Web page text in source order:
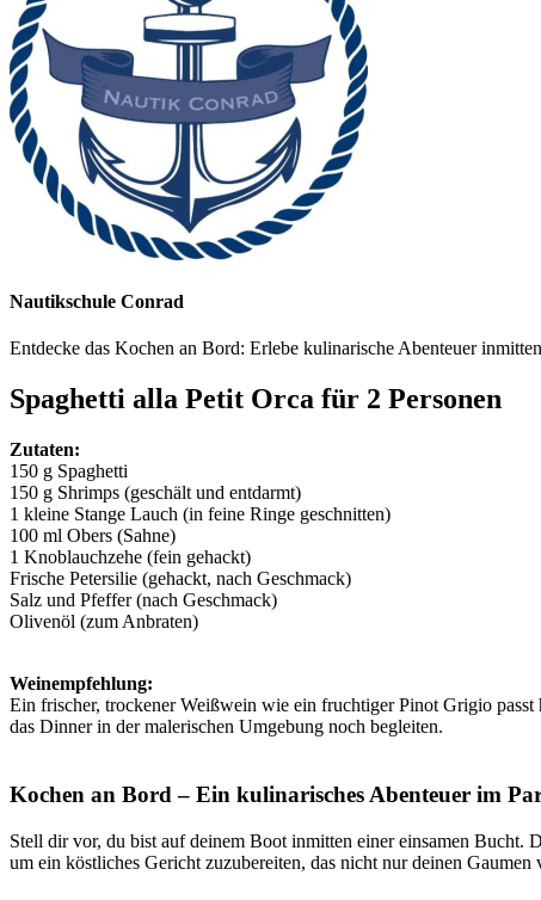
Nautikschule Conrad
Entdecke das Kochen an Bord: Erlebe kulinarische Abenteuer
Spaghetti alla Petit Orca für 2 Personen
Zutaten:
150 g Spaghetti
150 g Shrimps (geschält und entdarmt)
1 kleine Stange Lauch (in feine Ringe geschnitten)
100 ml Obers (Sahne)
1 Knoblauchzehe (fein gehackt)
Frische Petersilie (gehackt, nach Geschmack)
Salz und Pfeffer (nach Geschmack)
Olivenöl (zum Anbraten)
Weinempfehlung:
Ein frischer, trockener Weißwein wie ein fruchtiger Pinot Grigio
das Dinner in der malerischen Umgebung noch begleiten.
Kochen an Bord – Ein kulinarisches Abenteuer im
Stell dir vor, du bist auf deinem Boot inmitten einer einsamen Bucht.
um ein köstliches Gericht zuzubereiten, das nicht nur deinen Gaumen